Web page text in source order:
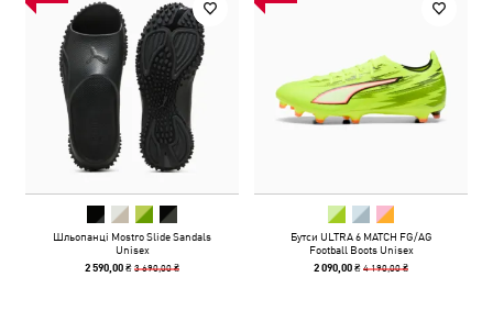
Шльопанці Mostro Slide Sandals
Unisex
2 590,00 ₴3 690,00 ₴
Бутси ULTRA 6 MATCH FG/AG
Football Boots Unisex
2 090,00 ₴4 190,00 ₴